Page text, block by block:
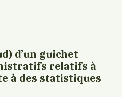
d’un guichet
relatifs à
à des statistiques